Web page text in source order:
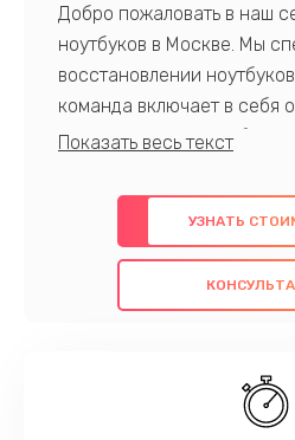
Добро пожаловать в наш
ноутбуков в Москве. Мы
восстановлении
команда включает в себя
профессионалов с
предлагаем быстрый и
использованием
также гарантируем
проведенных работ. Наша
наилучшим образом. Не
УЗНАТЬ